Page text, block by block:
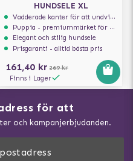
HUNDSELE XL
Vadderade kanter för att undvika skav
Puppia - premiummärket för hundselar
Elegant och stilig hundsele
Prisgaranti - alltid bästa pris
161,40 kr 269 kr
Finns i Lager
för att
och kampanjerbjudanden.